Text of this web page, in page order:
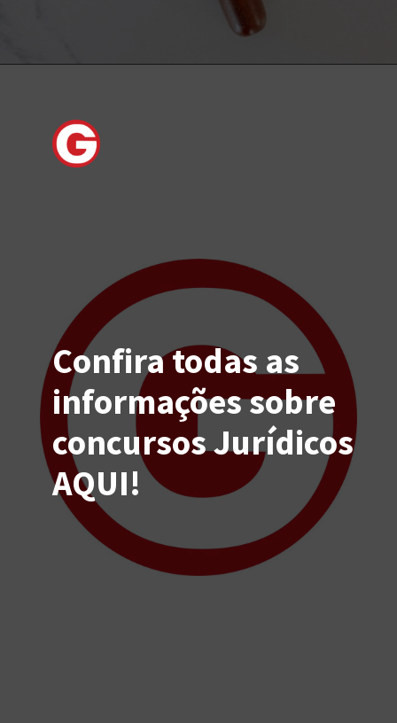
Confira todas as
informações sobre
concursos Jurídicos
AQUI!